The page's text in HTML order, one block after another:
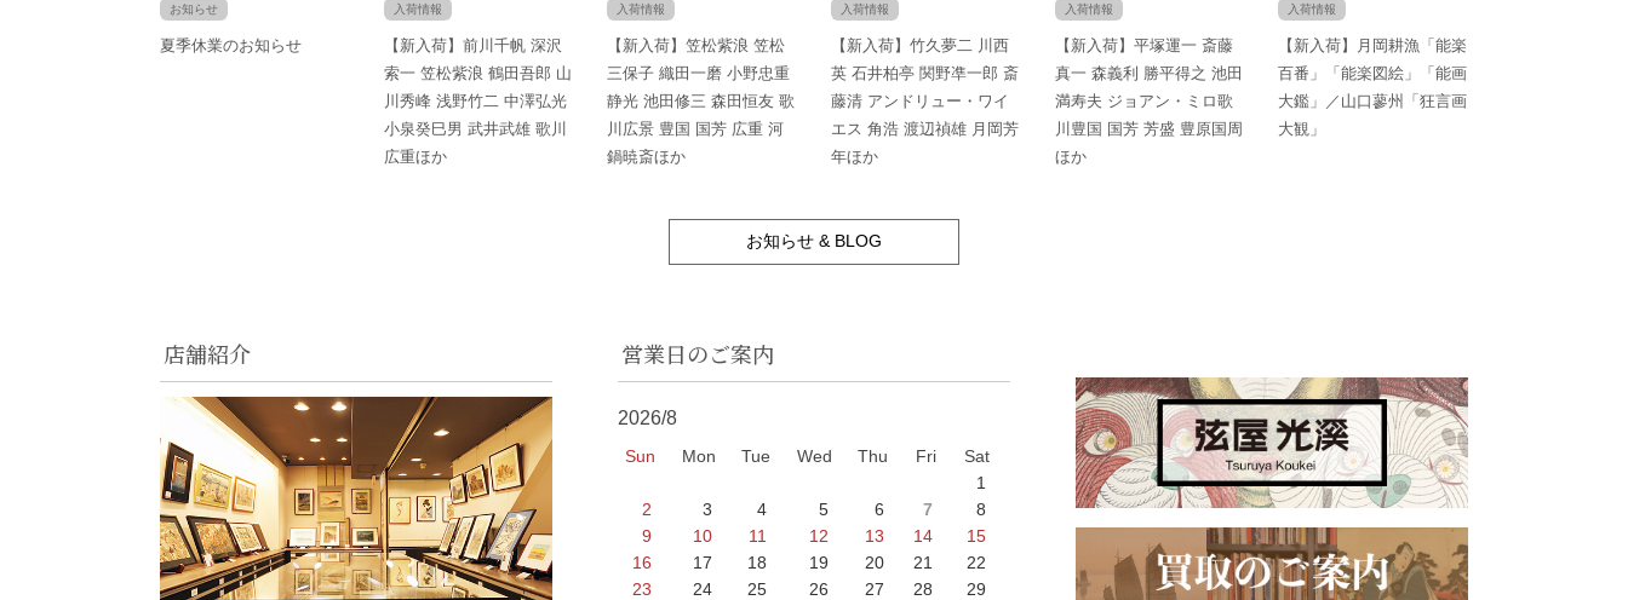
お知らせ
夏季休業のお知らせ
入荷情報
【新入荷】前川千帆 深沢
索一 笠松紫浪 鶴田吾郎 山
川秀峰 浅野竹二 中澤弘光
小泉癸巳男 武井武雄 歌川
広重ほか
入荷情報
【新入荷】笠松紫浪 笠松
三保子 織田一磨 小野忠重
静光 池田修三 森田恒友 歌
川広景 豊国 国芳 広重 河
鍋暁斎ほか
入荷情報
【新入荷】竹久夢二 川西
英 石井柏亭 関野凖一郎 斎
藤清 アンドリュー・ワイ
エス 角浩 渡辺禎雄 月岡芳
年ほか
入荷情報
【新入荷】平塚運一 斎藤
真一 森義利 勝平得之 池田
満寿夫 ジョアン・ミロ歌
川豊国 国芳 芳盛 豊原国周
ほか
入荷情報
【新入荷】月岡耕漁「能楽
百番」「能楽図絵」「能画
大鑑」／山口蓼州「狂言画
大観」
お知らせ & BLOG
店舗紹介 営業日のご案内
2026/8
Sun Mon Tue Wed Thu Fri
Sat
1
2
3 4 5 6 7
8
9
10 11 12 13 14
15
16
17 18 19 20 21
22
23
24 25 26 27 28
29